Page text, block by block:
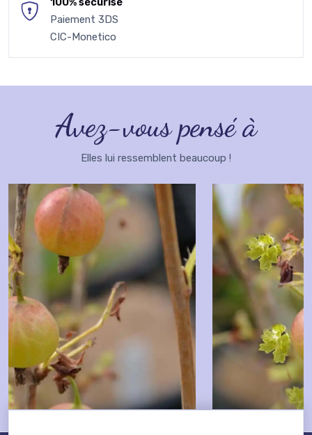
Paiement 3DS
CIC-Monetico
Avez-vous pensé à
Elles lui ressemblent beaucoup !